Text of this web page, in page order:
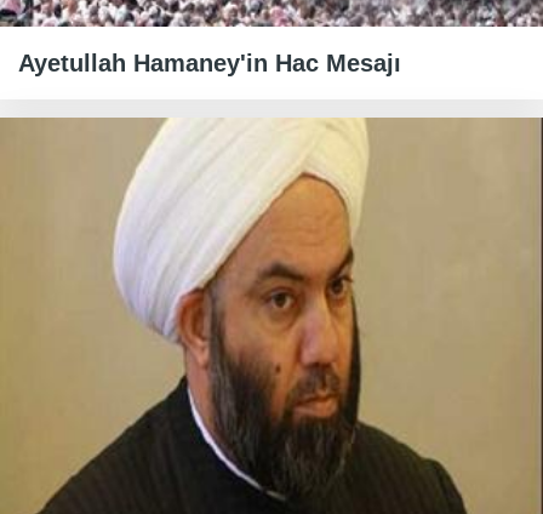
Ayetullah Hamaney'in Hac Mesajı